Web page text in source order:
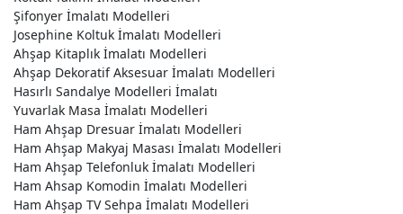
Şifonyer İmalatı Modelleri
Josephine Koltuk İmalatı Modelleri
Ahşap Kitaplık İmalatı Modelleri
Ahşap Dekoratif Aksesuar İmalatı Modelleri
Hasırlı Sandalye Modelleri İmalatı
Yuvarlak Masa İmalatı Modelleri
Ham Ahşap Dresuar İmalatı Modelleri
Ham Ahşap Makyaj Masası İmalatı Modelleri
Ham Ahşap Telefonluk İmalatı Modelleri
Ham Ahsap Komodin İmalatı Modelleri
Ham Ahşap TV Sehpa İmalatı Modelleri